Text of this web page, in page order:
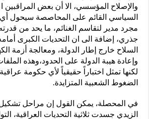
والإصلاح المؤسسي، الا أن بعض المراقبين
السياسي القائم على المحاصصة سيحول
مجرد مدير لتقاسم الغنائم، ما يحد من
جذري، إضافة الى ان التحديات الكبرى
السلاح خارج إطار الدولة، ومعالجة أزمة
وإعادة هيبة الدولة على الحدود،وهذه
لكنها تمثل اختباراً حقيقياً لأي حكومة
الضغوط الشعبية المتزايدة.
في المحصلة، يمكن القول إن مراحل
الزيدي جسدت ثلاثية التحديات العراقية،